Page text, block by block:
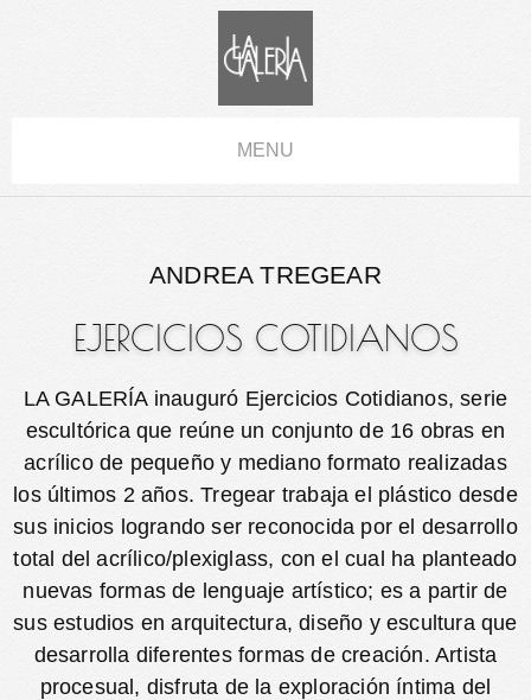
MENU
ANDREA TREGEAR
EJERCICIOS COTIDIANOS
LA GALERÍA inauguró Ejercicios Cotidianos, serie
escultórica que reúne un conjunto de 16 obras en
acrílico de pequeño y mediano formato realizadas
los últimos 2 años. Tregear trabaja el plástico desde
sus inicios logrando ser reconocida por el desarrollo
total del acrílico/plexiglass, con el cual ha planteado
nuevas formas de lenguaje artístico; es a partir de
sus estudios en arquitectura, diseño y escultura que
desarrolla diferentes formas de creación. Artista
procesual, disfruta de la exploración íntima del